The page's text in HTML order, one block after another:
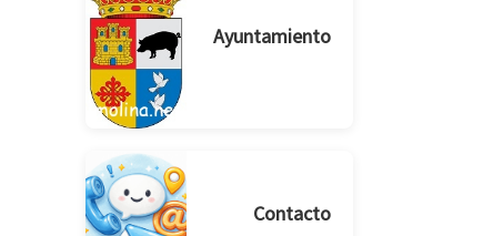
Ayuntamiento
Contacto